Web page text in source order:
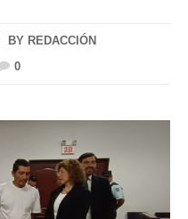
BY REDACCIÓN
0